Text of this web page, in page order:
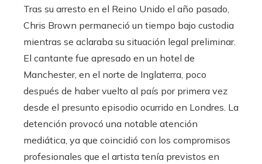
Tras su arresto en el Reino Unido el año pasado,
Chris Brown permaneció un tiempo bajo custodia
mientras se aclaraba su situación legal preliminar.
El cantante fue apresado en un hotel de
Manchester, en el norte de Inglaterra, poco
después de haber vuelto al país por primera vez
desde el presunto episodio ocurrido en Londres. La
detención provocó una notable atención
mediática, ya que coincidió con los compromisos
profesionales que el artista tenía previstos en